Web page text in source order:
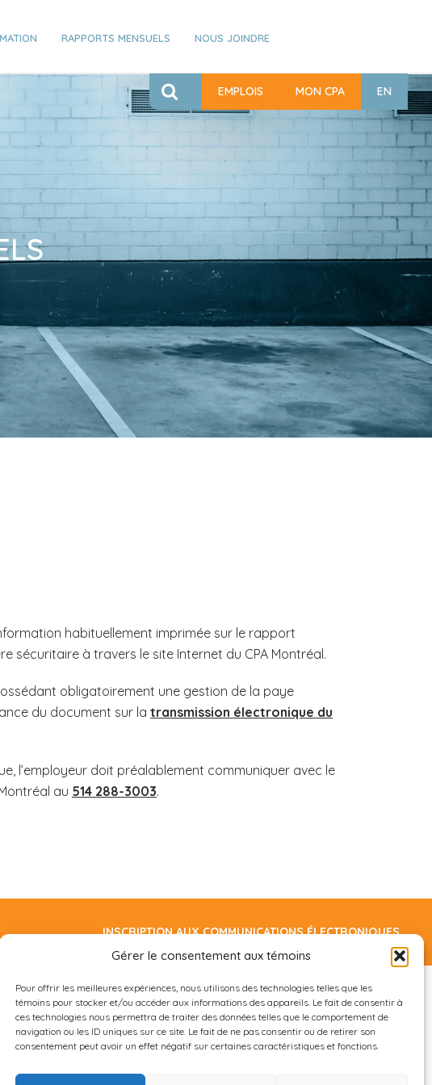
Gérer le consentement aux témoins
Pour offrir les meilleures expériences, nous utilisons des technologies telles que les
témoins pour stocker et/ou accéder aux informations des appareils. Le fait de consentir à
ces technologies nous permettra de traiter des données telles que le comportement de
navigation ou les ID uniques sur ce site. Le fait de ne pas consentir ou de retirer son
consentement peut avoir un effet négatif sur certaines caractéristiques et fonctions.
RAPPORTS MENSUELS NOUS JOINDRE
EMPLOIS MON CPA EN
habituellement imprimée sur le rapport
sécuritaire à travers le site Internet du CPA Montréal.
obligatoirement une gestion de la paye
du document sur la transmission électronique du
l’employeur doit préalablement communiquer avec le
au 514 288-3003.
INSCRIPTION AUX COMMUNICATIONS ÉLECTRONIQUES
514.288.2984